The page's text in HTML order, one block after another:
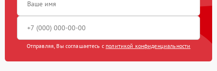
Отправляя, Вы соглашаетесь с политикой конфиденциальности